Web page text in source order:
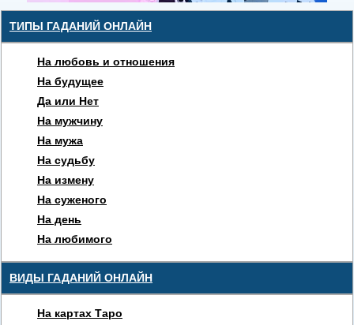
ТИПЫ ГАДАНИЙ ОНЛАЙН
На любовь и отношения
На будущее
Да или Нет
На мужчину
На мужа
На судьбу
На измену
На суженого
На день
На любимого
ВИДЫ ГАДАНИЙ ОНЛАЙН
На картах Таро